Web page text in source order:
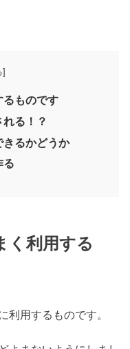
るものです
る！？
きるかどうか
る
く利用する
利用するものです。